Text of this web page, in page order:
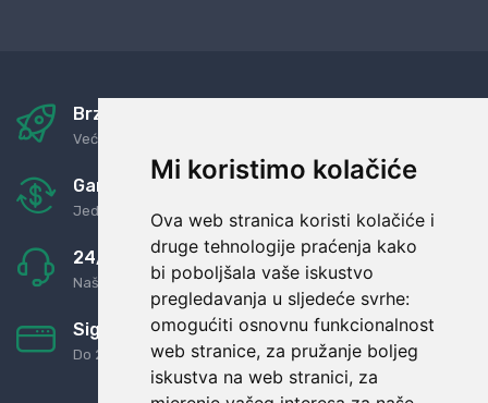
Mi koristimo kolačiće
Ova web stranica koristi kolačiće i
druge tehnologije praćenja kako
bi poboljšala vaše iskustvo
pregledavanja u sljedeće svrhe:
omogućiti osnovnu funkcionalnost
web stranice, za pružanje boljeg
iskustva na web stranici, za
Brza i sigurna dostava
Već za nekoliko dana kod vas
Garancija u povrat novaca
Jednostavno pravilo: Roba za novac
24/7 odlična podrška
Naši agenti uvijek na raspolaganju
Sigurno obročno plaćanje
Do 24 rata bez kamata